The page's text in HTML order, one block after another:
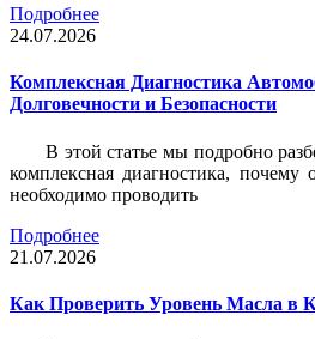
Подробнее
24.07.2026
Комплексная Диагностика
Долговечности и Безопасности
В этой статье мы подробно
комплексная диагностика, почему
необходимо проводить
Подробнее
21.07.2026
Как Проверить Уровень Масла